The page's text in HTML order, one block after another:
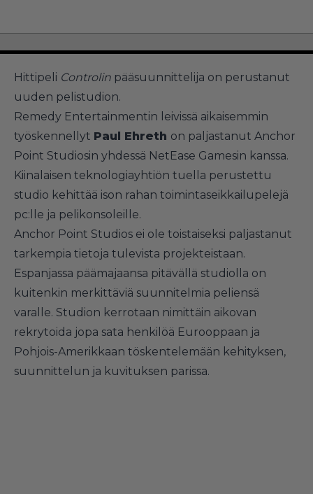
Hittipeli Controlin pääsuunnittelija on perustanut
uuden pelistudion.
Remedy Entertainmentin leivissä aikaisemmin
työskennellyt Paul Ehreth on paljastanut Anchor
Point Studiosin yhdessä NetEase Gamesin kanssa.
Kiinalaisen teknologiayhtiön tuella perustettu
studio kehittää ison rahan toimintaseikkailupelejä
pc:lle ja pelikonsoleille.
Anchor Point Studios ei ole toistaiseksi paljastanut
tarkempia tietoja tulevista projekteistaan.
Espanjassa päämajaansa pitävällä studiolla on
kuitenkin merkittäviä suunnitelmia peliensä
varalle. Studion kerrotaan nimittäin aikovan
rekrytoida jopa sata henkilöä Eurooppaan ja
Pohjois-Amerikkaan töskentelemään kehityksen,
suunnittelun ja kuvituksen parissa.